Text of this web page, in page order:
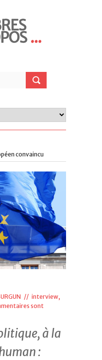
convaincu
// interview,
sont
à la
: